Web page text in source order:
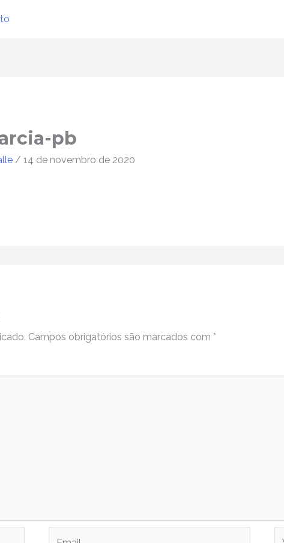
pb
/ 14 de novembro de 2020
Campos obrigatórios são marcados com *